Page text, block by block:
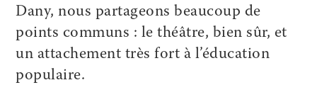
Dany, nous partageons beaucoup de
points communs : le théâtre, bien sûr, et
un attachement très fort à l’éducation
populaire.